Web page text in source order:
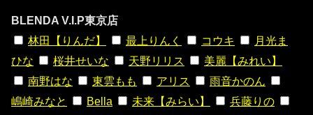
BLENDA V.I.P東京店
林田【りんだ】
最上りんく コウキ
月光ま
ひな
桜井せいな 天野リリス
美麗【みれい】
南野はな
東雲もも アリス
雨音かのん
嶋崎みなと
Bella 未来【みらい】
兵藤りの